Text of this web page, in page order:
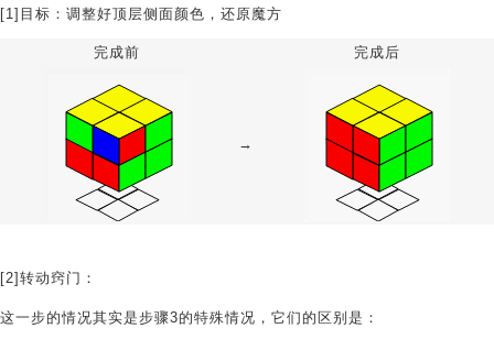
[1]目标：调整好顶层侧面颜色，还原魔方
完成前 完成后
→
[2]转动窍门：
这一步的情况其实是步骤3的特殊情况，它们的区别是：